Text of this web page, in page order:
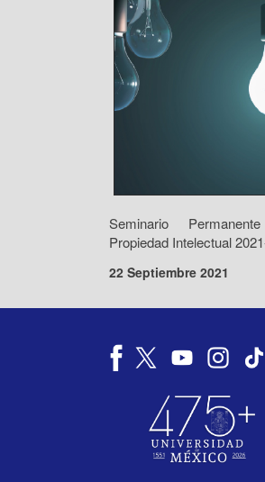
Seminario
Propiedad Intelectual
22 Septiembre 2021